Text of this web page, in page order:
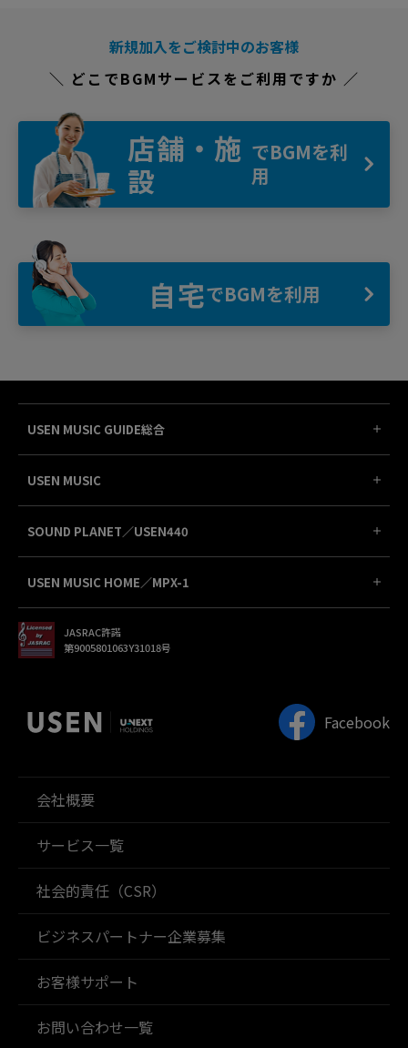
新規加入をご検討中のお客様
＼ どこでBGMサービスをご利用ですか ／
店舗・施
設
でBGMを利
用
自宅でBGMを利用
USEN MUSIC GUIDE総合
USEN MUSIC
SOUND PLANET／USEN440
USEN MUSIC HOME／MPX-1
JASRAC許諾
第9005801063Y31018号
Facebook
会社概要
サービス一覧
社会的責任（CSR）
ビジネスパートナー企業募集
お客様サポート
お問い合わせ一覧